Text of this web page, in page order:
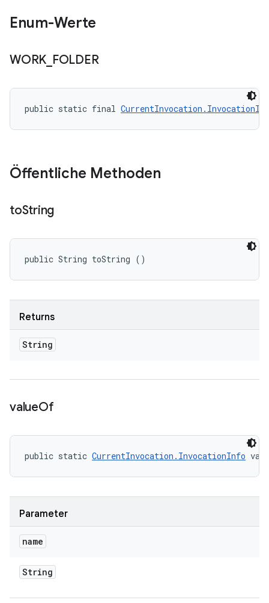
Enum-Werte
WORK FOLDER
public static final
Öffentliche Methoden
toString
public String toString ()
Returns
String
valueOf
public static CurrentInvocation.InvocationInfo
Parameter
name
String